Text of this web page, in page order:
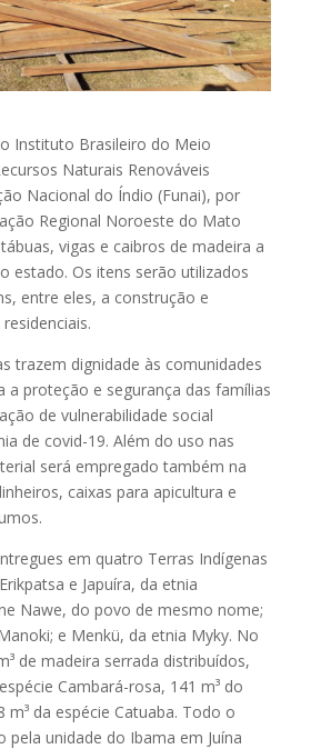
Instituto Brasileiro do Meio
Naturais Renováveis
Nacional do Índio (Funai), por
Regional Noroeste do Mato
vigas e caibros de madeira a
estado. Os itens serão utilizados
entre eles, a construção e
trazem dignidade às comunidades
a proteção e segurança das famílias
de vulnerabilidade social
de covid-19. Além do uso nas
será empregado também na
caixas para apicultura e
em quatro Terras Indígenas
e Japuíra, da etnia
Nawe, do povo de mesmo nome;
e Menkü, da etnia Myky. No
de madeira serrada distribuídos,
Cambará-rosa, 141 m³ do
m³ da espécie Catuaba. Todo o
unidade do Ibama em Juína